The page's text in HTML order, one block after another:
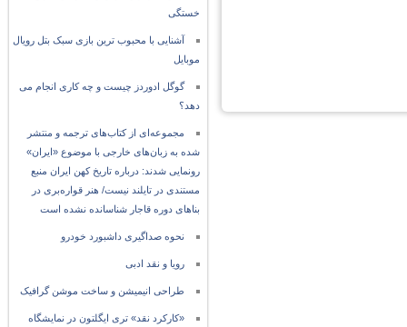
خستگی
آشنایی با محبوب ترین بازی سبک بتل رویال
موبایل
گوگل ادوردز چیست و چه کاری انجام می
دهد؟
مجموعه‌ای از کتاب‌های ترجمه و منتشر
شده به زبان‌های خارجی با موضوع «ایران»
رونمایی شدند: درباره تاریخ کهن ایران منبع
مستندی در تایلند نیست/ هنر قواره‌بری در
بناهای دوره قاجار شناسانده نشده است
نحوه صداگیری داشبورد خودرو
رویا و نقد ادبی
طراحی انیمیشن و ساخت موشن گرافیک
«کارکرد نقد» تری ایگلتون در نمایشگاه